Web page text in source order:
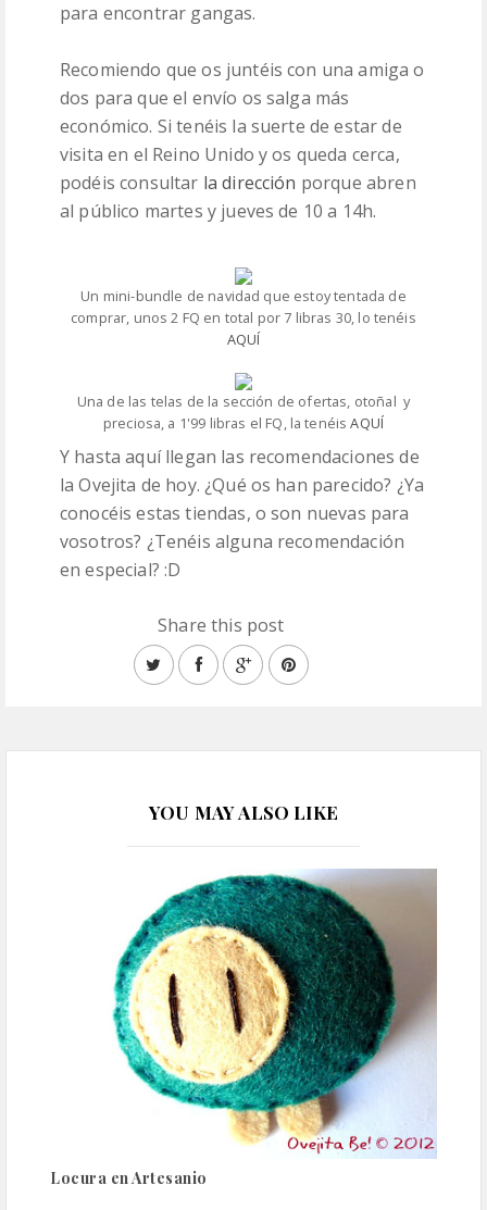
para encontrar gangas.
Recomiendo que os juntéis con una amiga o
dos para que el envío os salga más
económico. Si tenéis la suerte de estar de
visita en el Reino Unido y os queda cerca,
podéis consultar la dirección porque abren
al público martes y jueves de 10 a 14h.
Un mini-bundle de navidad que estoy tentada de
comprar, unos 2 FQ en total por 7 libras 30, lo tenéis
AQUÍ
Una de las telas de la sección de ofertas, otoñal y
preciosa, a 1'99 libras el FQ, la tenéisAQUÍ
Y hasta aquí llegan las recomendaciones de
la Ovejita de hoy. ¿Qué os han parecido? ¿Ya
conocéis estas tiendas, o son nuevas para
vosotros? ¿Tenéis alguna recomendación
en especial? :D
Share this post
YOU MAY ALSO LIKE
Locura en Artesanio